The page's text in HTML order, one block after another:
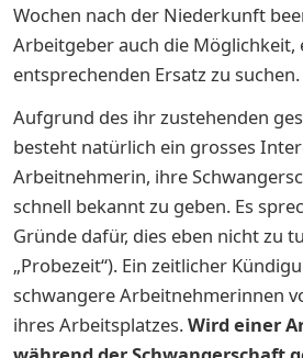
Wochen nach der Niederkunft
Arbeitgeber auch die Möglichkeit,
entsprechenden Ersatz zu suchen.
Aufgrund des ihr zustehenden
besteht natürlich ein grosses
Arbeitnehmerin, ihre
schnell bekannt zu geben. Es
Gründe dafür, dies eben nicht zu
„Probezeit“). Ein zeitlicher
schwangere Arbeitnehmerinnen
ihres Arbeitsplatzes.Wird einer